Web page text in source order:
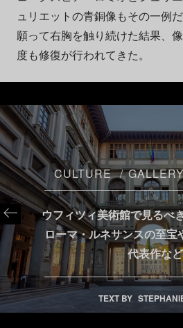
ュリエットの青銅像もその一例
願って右胸を触り続けた結果、
度も修復が行われてきた。
CULTURE
ウフィツィ美術館で見るべ
ローマ・ルネサンスの至宝
代表作など
TEXT BY